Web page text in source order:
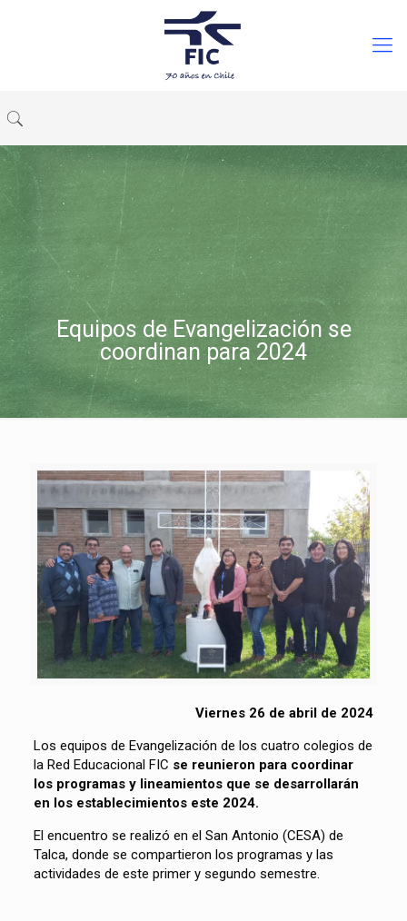
Equipos de Evangelización se
coordinan para 2024
Viernes 26 de abril de 2024
Los equipos de Evangelización de los cuatro colegios de
la Red Educacional FIC se reunieron para coordinar
los programas y lineamientos que se desarrollarán
en los establecimientos este 2024.
El encuentro se realizó en el San Antonio (CESA) de
Talca, donde se compartieron los programas y las
actividades de este primer y segundo semestre.